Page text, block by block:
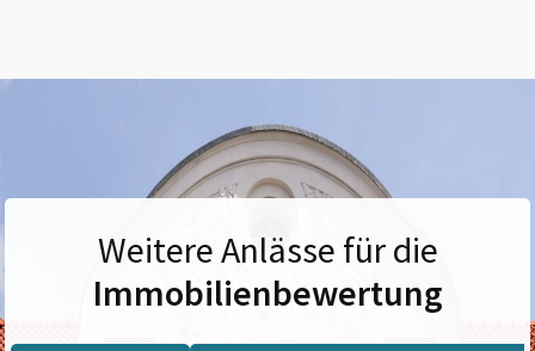
Weitere Anlässe für die
Immobilienbewertung